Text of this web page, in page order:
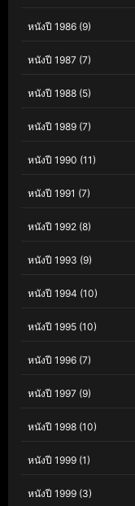
หนังปี 1986 (9)
หนังปี 1987 (7)
หนังปี 1988 (5)
หนังปี 1989 (7)
หนังปี 1990 (11)
หนังปี 1991 (7)
หนังปี 1992 (8)
หนังปี 1993 (9)
หนังปี 1994 (10)
หนังปี 1995 (10)
หนังปี 1996 (7)
หนังปี 1997 (9)
หนังปี 1998 (10)
หนังปี 1999 (1)
หนังปี 1999 (3)